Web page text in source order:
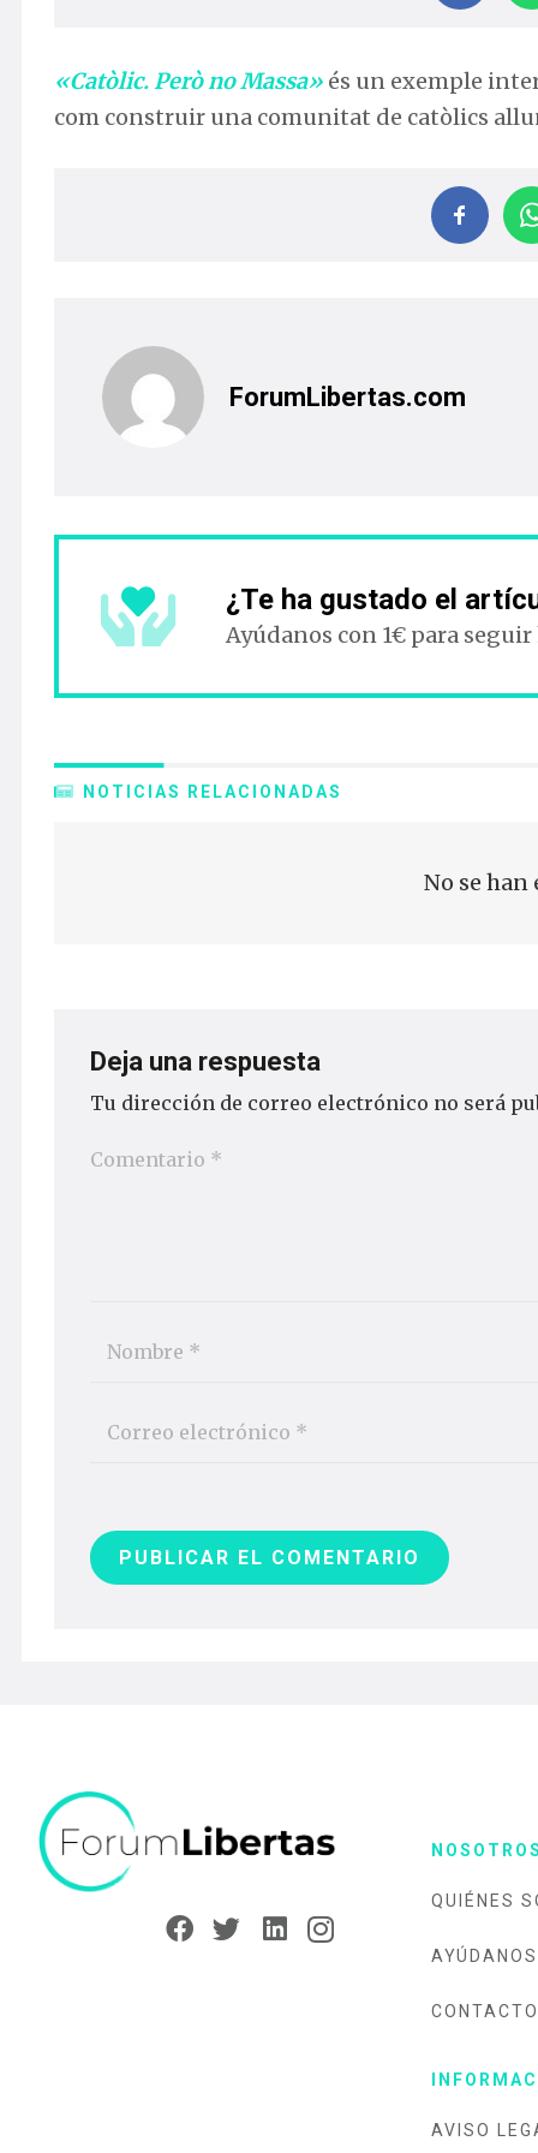
«Catòlic. Però no Massa» és un exemple
com construir una comunitat de catòlics
ForumLibertas.com
¿Te ha gustado el
Ayúdanos con 1€ para
NOTICIAS RELACIONADAS
No se
Deja una respuesta
Tu dirección de correo electrónico no será
PUBLICAR EL COMENTARIO
QUIÉNES
AYÚDANOS
CONTACTO
AVISO